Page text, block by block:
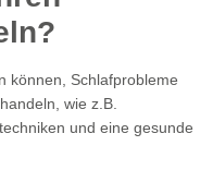
können, Schlafprobleme
wie z.B.
und eine gesunde